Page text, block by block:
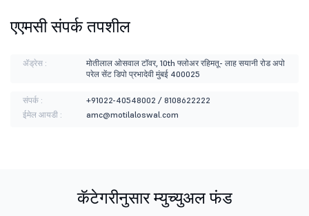
एएमसी संपर्क तपशील
ॲड्रेस :
मोतीलाल ओसवाल टॉवर, 10th फ्लोअर रहिमतू- लाह सयानी रोड अपो
परेल सेंट डिपो प्रभादेवी मुंबई 400025
संपर्क :
+91022-40548002 / 8108622222
ईमेल आयडी :
amc@motilaloswal.com
कॅटेगरीनुसार म्युच्युअल फंड